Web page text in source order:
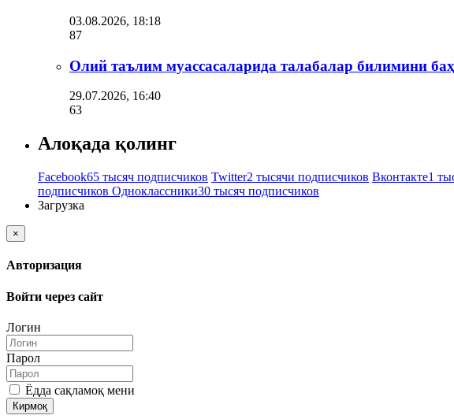
03.08.2026, 18:18
87
Олий таълим муассасаларида талабалар билимини
29.07.2026, 16:40
63
Алоқада қолинг
Facebook65 тысяч подписчиков Twitter2 тысячи подписчиков Вконтакте1
подписчиков Одноклассники30 тысяч подписчиков
Загрузка
×
Авторизация
Войти через сайт
Логин
Парол
Ёдда сақламоқ мени